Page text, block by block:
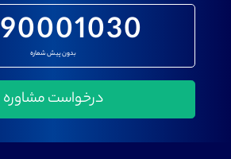
90001030
بدون پیش شماره